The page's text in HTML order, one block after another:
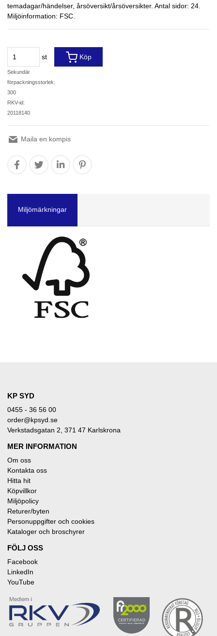
temadagar/händelser, årsöversikt/årsöversikter. Antal sidor: 24.
Miljöinformation: FSC.
st
Sekundär
förpackningsstorlek:
300
RKV-id:
20118140
Köp
Maila en kompis
Miljömärkningar
KP SYD
0455 - 36 56 00
order@kpsyd.se
Verkstadsgatan 2, 371 47 Karlskrona
MER INFORMATION
Om oss
Kontakta oss
Hitta hit
Köpvillkor
Miljöpolicy
Returer/byten
Personuppgifter och cookies
Kataloger och broschyrer
FÖLJ OSS
Facebook
LinkedIn
YouTube